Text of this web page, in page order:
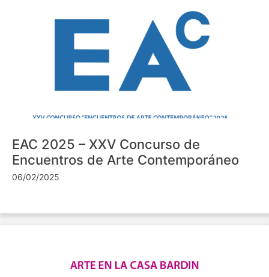
EAC 2025 – XXV Concurso de
Encuentros de Arte Contemporáneo
06/02/2025